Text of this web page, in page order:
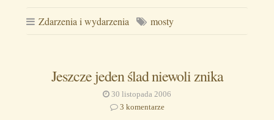
Zdarzenia i wydarzenia mosty
Jeszcze jeden ślad niewoli znika
30 listopada 2006
3 komentarze